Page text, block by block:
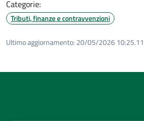
Categorie:
Tributi, finanze e contravvenzioni
Ultimo aggiornamento: 20/05/2026 10:25.11